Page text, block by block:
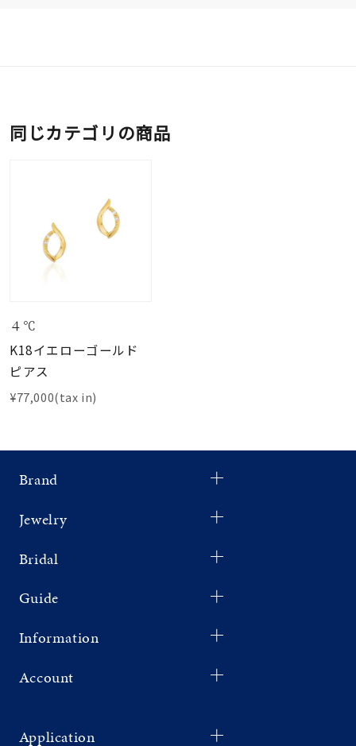
同じカテゴリの商品
４℃
K18イエローゴールド
ピアス
¥77,000(tax in)
Brand
Jewelry
Bridal
Guide
Information
Account
Application